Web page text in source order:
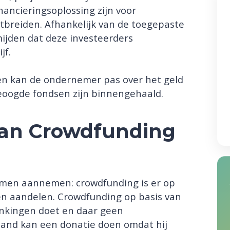
zijn voor
Afhankelijk van de toegepaste
dat deze investeerders
kan de ondernemer pas over het geld
fondsen zijn binnengehaald.
Crowdfunding
aannemen: crowdfunding is er op
aandelen. Crowdfunding op basis van
doet en daar geen
kan een donatie doen omdat hij